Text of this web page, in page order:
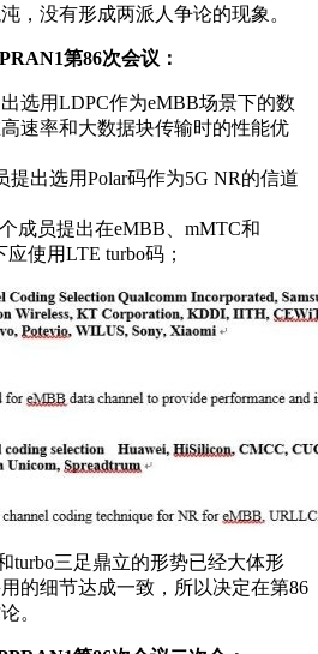
，没有形成两派人争论的现象。
第86次会议：
选用LDPC作为eMBB场景下的数
速率和大数据块传输时的性能优
提出选用Polar码作为5G NR的信道
成员提出在eMBB、mMTC和
使用LTE turbo码；
turbo三足鼎立的形势已经大体形
的细节达成一致，所以决定在第86
。